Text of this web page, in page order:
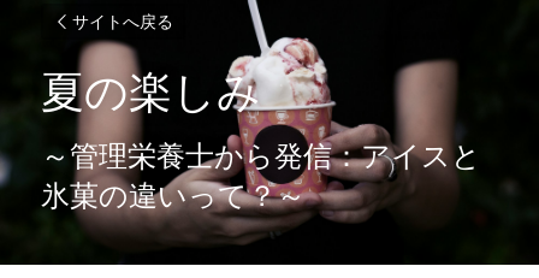
サイトへ戻る
夏の楽しみ
～管理栄養士から発信：アイスと
氷菓の違いって？～